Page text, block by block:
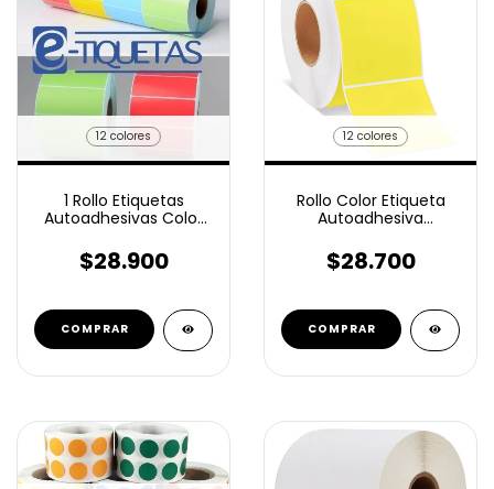
12 colores
1 Rollo Etiquetas
Autoadhesivas Color
$28.900
COMPRAR
12 colores
Rollo Color Etiqueta
Autoadhesiva
500 unidades
$28.700
COMPRAR